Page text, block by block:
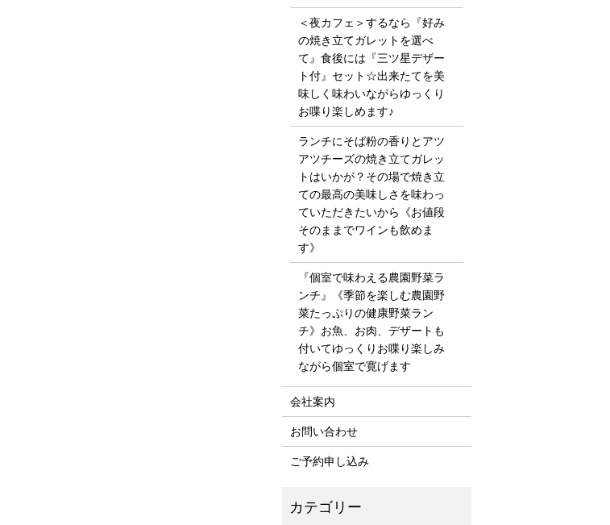
＜夜カフェ＞するなら『好み
の焼き立てガレットを選べ
て』食後には『三ツ星デザー
ト付』セット☆出来たてを美
味しく味わいながらゆっくり
お喋り楽しめます♪
ランチにそば粉の香りとアツ
アツチーズの焼き立てガレッ
トはいかが？その場で焼き立
ての最高の美味しさを味わっ
ていただきたいから《お値段
そのままでワインも飲めま
す》
『個室で味わえる農園野菜ラ
ンチ』《季節を楽しむ農園野
菜たっぷりの健康野菜ラン
チ》お魚、お肉、デザートも
付いてゆっくりお喋り楽しみ
ながら個室で寛げます
会社案内
お問い合わせ
ご予約申し込み